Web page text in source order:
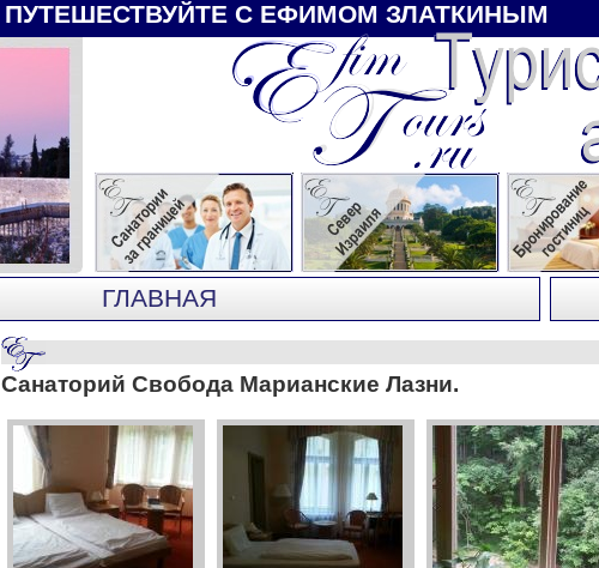
ПУТЕШЕСТВУЙТЕ С ЕФИМОМ ЗЛАТКИНЫМ
ГЛАВНАЯ
Санаторий Свобода Марианские Лазни.